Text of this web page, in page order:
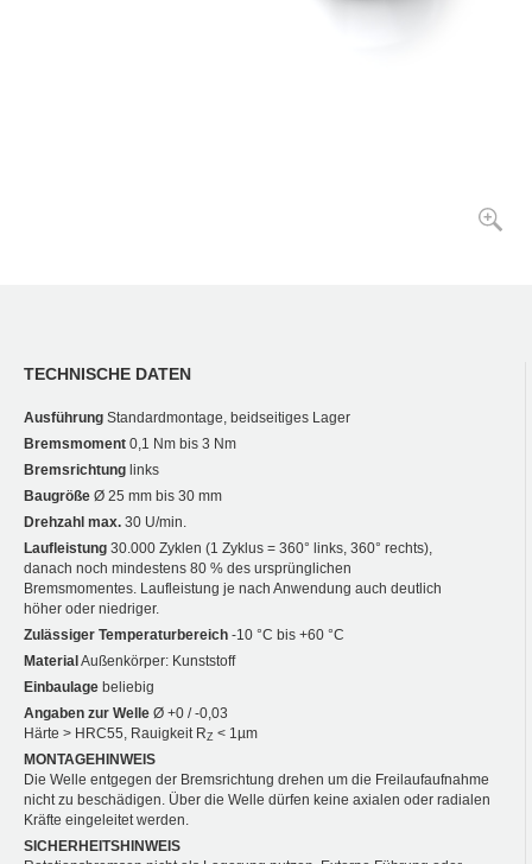
TECHNISCHE DATEN
Ausführung Standardmontage, beidseitiges Lager
Bremsmoment 0,1 Nm bis 3 Nm
Bremsrichtung links
Baugröße Ø 25 mm bis 30 mm
Drehzahl max. 30 U/min.
Laufleistung 30.000 Zyklen (1 Zyklus = 360° links, 360° rechts),
danach noch mindestens 80 % des ursprünglichen
Bremsmomentes. Laufleistung je nach Anwendung auch deutlich
höher oder niedriger.
Zulässiger Temperaturbereich -10 °C bis +60 °C
MaterialAußenkörper: Kunststoff
Einbaulage beliebig
Angaben zur Welle Ø +0 / -0,03
Härte > HRC55, Rauigkeit RZ < 1µm
MONTAGEHINWEIS
Die Welle entgegen der Bremsrichtung drehen um die Freilaufaufnahme
nicht zu beschädigen. Über die Welle dürfen keine axialen oder radialen
Kräfte eingeleitet werden.
SICHERHEITSHINWEIS